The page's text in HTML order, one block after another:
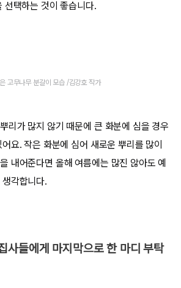
선택하는 것이 좋습니다.
고무나무 분갈이 모습 /김강호 작가
리가 많지 않기 때문에 큰 화분에 심을 경우
요. 작은 화분에 심어 새로운 뿌리를 많이
내어준다면 올해 여름에는 많진 않아도 예
각합니다.
사들에게 마지막으로 한 마디 부탁